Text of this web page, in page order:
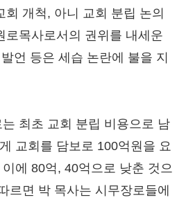
회 개척, 아니 교회 분립 논의
로목사로서의 권위를 내세운
언 등은 세습 논란에 불을 지
최초 교회 분립 비용으로 남
교회를 담보로 100억원을 요
에 80억, 40억으로 낮춘 것으
르면 박 목사는 시무장로들에